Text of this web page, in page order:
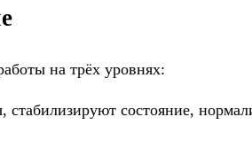
на трёх уровнях:
стабилизируют состояние,